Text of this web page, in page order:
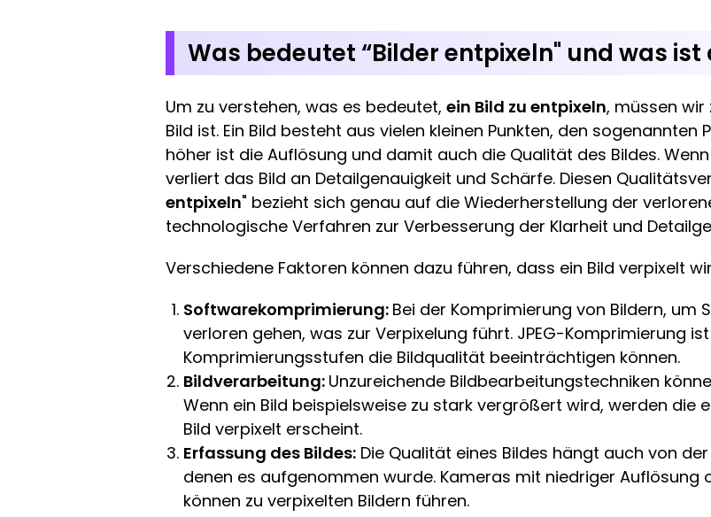
Was bedeutet “Bilder entpixeln" und was ist
Um zu verstehen, was es bedeutet, ein Bild zu entpixeln, müssen
Bild ist. Ein Bild besteht aus vielen kleinen Punkten, den sogenannten
höher ist die Auflösung und damit auch die Qualität des Bildes.
verliert das Bild an Detailgenauigkeit und Schärfe. Diesen
entpixeln" bezieht sich genau auf die Wiederherstellung der
technologische Verfahren zur Verbesserung der Klarheit und
Verschiedene Faktoren können dazu führen, dass ein Bild verpixelt
Softwarekomprimierung: Bei der Komprimierung von Bildern, um
verloren gehen, was zur Verpixelung führt. JPEG-Komprimierung
Komprimierungsstufen die Bildqualität beeinträchtigen können.
Bildverarbeitung: Unzureichende Bildbearbeitungstechniken
Wenn ein Bild beispielsweise zu stark vergrößert wird, werden die
Bild verpixelt erscheint.
Erfassung des Bildes: Die Qualität eines Bildes hängt auch von
denen es aufgenommen wurde. Kameras mit niedriger Auflösung
können zu verpixelten Bildern führen.